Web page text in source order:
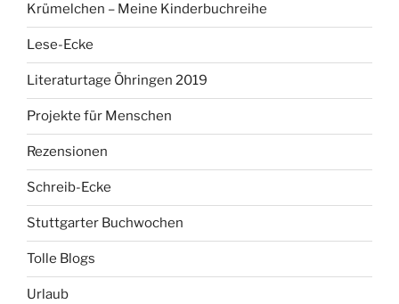
Krümelchen – Meine Kinderbuchreihe
Lese-Ecke
Literaturtage Öhringen 2019
Projekte für Menschen
Rezensionen
Schreib-Ecke
Stuttgarter Buchwochen
Tolle Blogs
Urlaub